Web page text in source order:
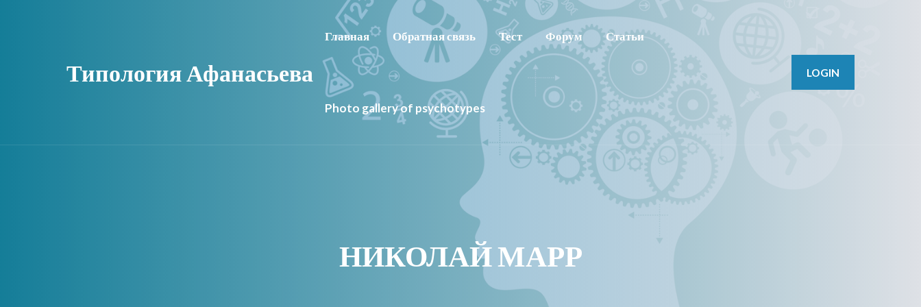
Типология Афанасьева
Главная Обратная связь Тест Форум Статьи
Photo gallery of psychotypes
LOGIN
НИКОЛАЙ МАРР